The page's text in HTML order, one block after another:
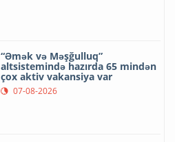
“Əmək və Məşğulluq”
altsistemində hazırda 65 mindən
çox aktiv vakansiya var
07-08-2026